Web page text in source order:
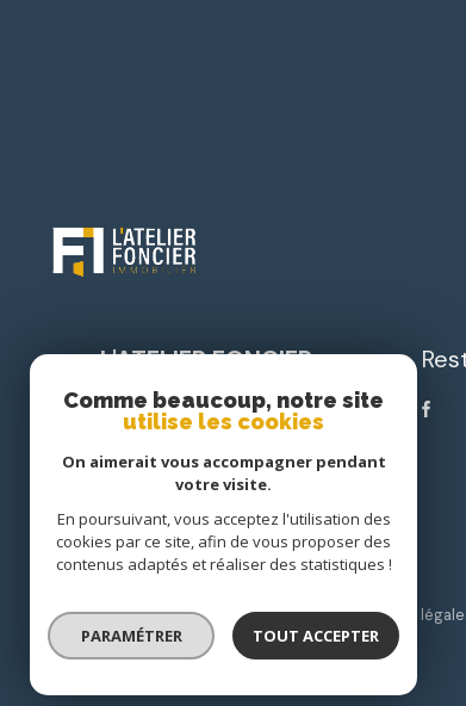
L'ATELIER FONCIER
IMMOBILIER
accueil@latelierfoncierimmobilier.com
24750 Boulazac
Nos partenaires Nos honoraires Mentions
© 2026 | Tous droits réservés
Comme beaucoup, notre site
utilise les cookies
On aimerait vous accompagner pendant
votre visite.
En poursuivant, vous acceptez l'utilisation des
cookies par ce site, afin de vous proposer des
contenus adaptés et réaliser des statistiques !
PARAMÉTRER TOUT ACCEPTER